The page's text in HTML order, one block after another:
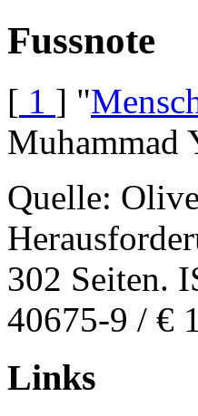
Fussnote
[ 1 ] "
Muhammad
Quelle:
302 Seiten.
40675-9 / €
Links